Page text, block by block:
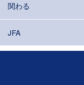
関わる
JFA